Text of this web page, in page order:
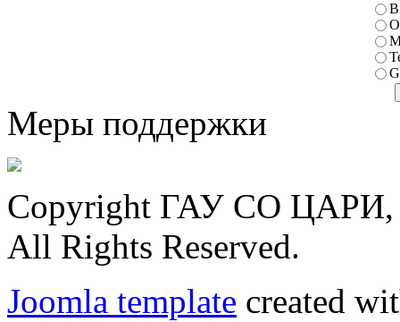
В
Меры поддержки
Copyright ГАУ СО ЦАРИ,
All Rights Reserved.
Joomla template created